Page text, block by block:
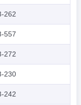
262
557
272
230
242